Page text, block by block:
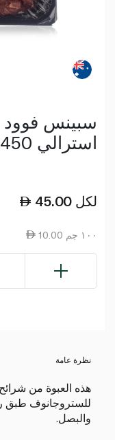
سبينس فوود
استرالي 450 غرام
45.00 لكل
10.00 ١٠٠ جم
نظرة عامة
هذه العبوة من
للستروجانوف طبق
والبصل.